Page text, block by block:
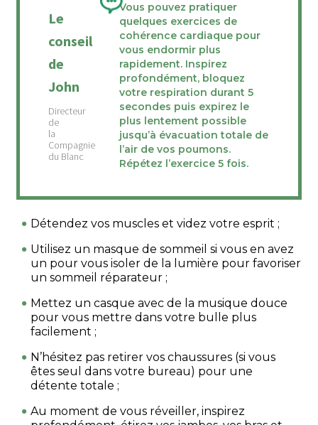
Le
conseil
de
John
Vous pouvez pratiquer
quelques exercices de
cohérence cardiaque pour
vous endormir plus
rapidement. Inspirez
profondément, bloquez
votre respiration durant 5
secondes puis expirez le
plus lentement possible
jusqu’à évacuation totale de
l’air de vos poumons.
Répétez l’exercice 5 fois.
Détendez vos muscles et videz votre esprit ;
Utilisez un masque de sommeil si vous en avez
un pour vous isoler de la lumière pour favoriser
un sommeil réparateur ;
Mettez un casque avec de la musique douce
pour vous mettre dans votre bulle plus
facilement ;
N’hésitez pas retirer vos chaussures (si vous
êtes seul dans votre bureau) pour une
détente totale ;
Au moment de vous réveiller, inspirez